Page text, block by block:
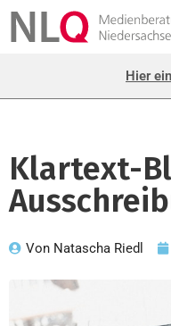
Hier
Klartext-
Von Natascha Riedl